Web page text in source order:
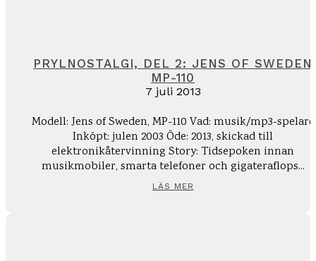
PRYLNOSTALGI, DEL 2: JENS OF SWEDEN
MP-110
7 juli 2013
Modell: Jens of Sweden, MP-110 Vad: musik/mp3-spelare
Inköpt: julen 2003 Öde: 2013, skickad till
elektronikåtervinning Story: Tidsepoken innan
musikmobiler, smarta telefoner och gigateraflops...
LÄS MER